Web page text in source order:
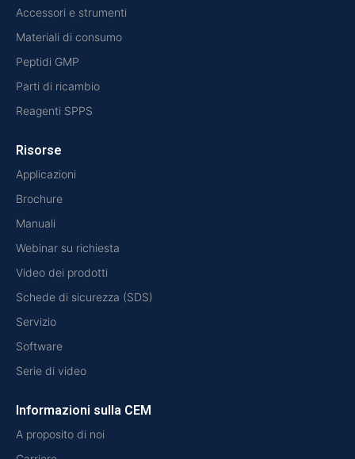
Accessori e strumenti
Materiali di consumo
Peptidi GMP
Parti di ricambio
Reagenti SPPS
Risorse
Applicazioni
Brochure
Manuali
Webinar su richiesta
Video dei prodotti
Schede di sicurezza (SDS)
Servizio
Software
Serie di video
Informazioni sulla CEM
A proposito di noi